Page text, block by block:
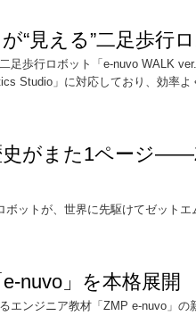
“見える”二足歩行
足歩行ロボット「e-nuvo WALK
Studio」に対応しており、効率よ
史がまた1ページ
ットが、世界に先駆けてゼットエ
nuvo」を本格展開
エンジニア教材「ZMP e-nuvo」の